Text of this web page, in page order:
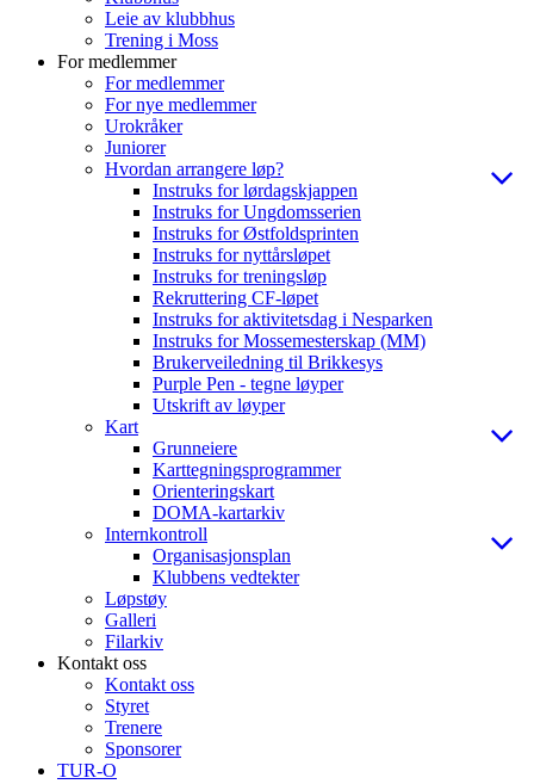
Leie av klubbhus
Trening i Moss
For medlemmer
For medlemmer
For nye medlemmer
Urokråker
Juniorer
Hvordan arrangere løp?
Instruks for lørdagskjappen
Instruks for Ungdomsserien
Instruks for Østfoldsprinten
Instruks for nyttårsløpet
Instruks for treningsløp
Rekruttering CF-løpet
Instruks for aktivitetsdag i Nesparken
Instruks for Mossemesterskap (MM)
Brukerveiledning til Brikkesys
Purple Pen - tegne løyper
Utskrift av løyper
Kart
Grunneiere
Karttegningsprogrammer
Orienteringskart
DOMA-kartarkiv
Internkontroll
Organisasjonsplan
Klubbens vedtekter
Løpstøy
Galleri
Filarkiv
Kontakt oss
Kontakt oss
Styret
Trenere
Sponsorer
TUR-O